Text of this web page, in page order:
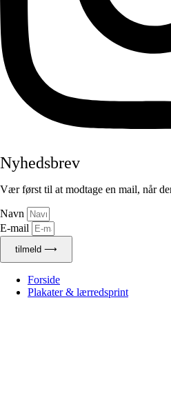
Nyhedsbrev
Vær først til at modtage en mail, når
Navn
E-mail
tilmeld ⟶
Forside
Plakater & lærredsprint